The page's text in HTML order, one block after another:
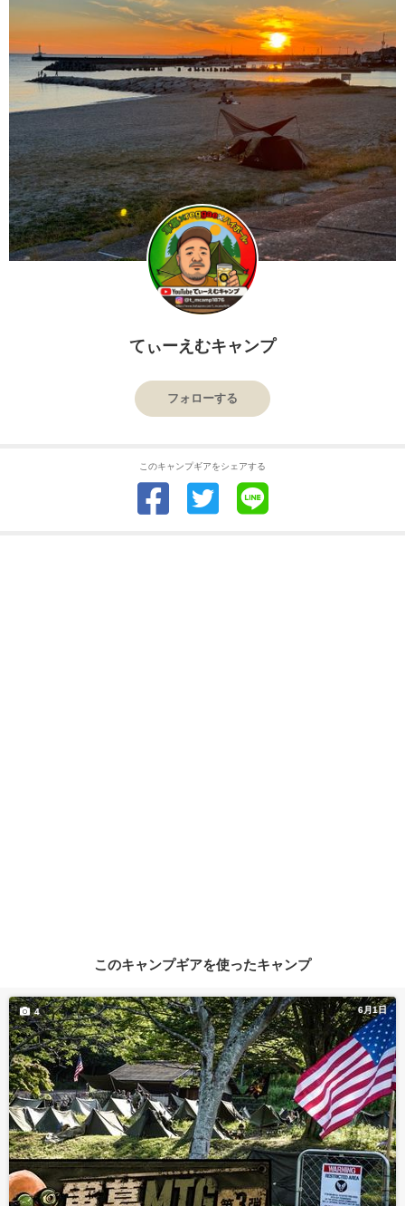
てぃーえむキャンプ
フォローする
このキャンプギアをシェアする
このキャンプギアを使ったキャンプ
6月1日
4